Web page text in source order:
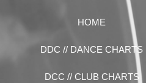
HOME
DDC // DANCE CHARTS
DCC // CLUB CHARTS